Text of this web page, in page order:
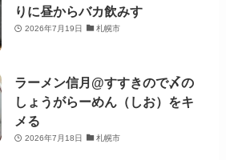
りに昼からバカ飲みす
2026年7月19日 札幌市
ラーメン信月@すすきので〆の
しょうがらーめん（しお）をキ
メる
2026年7月18日 札幌市